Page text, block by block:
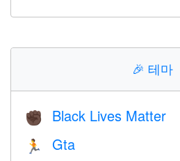
🎉 테마
✊🏿 Black Lives Matter
🏃 Gta